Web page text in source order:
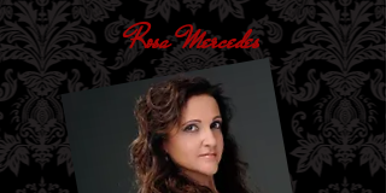
Rosa Mercedes